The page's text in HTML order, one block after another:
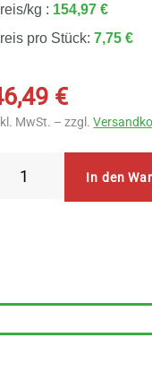
kg : 154,97 €
pro Stück:7,75 €
€
MwSt. – zzgl.
In den